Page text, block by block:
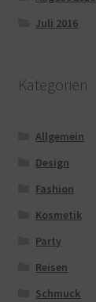
Juli 2016
Kategorien
Allgemein
Design
Fashion
Kosmetik
Party
Reisen
Schmuck